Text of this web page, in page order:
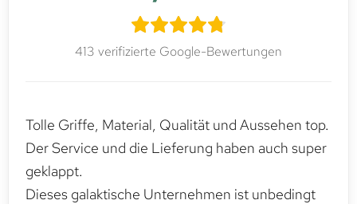
413 verifizierte Google-Bewertungen
Tolle Griffe, Material, Qualität und Aussehen top.
Der Service und die Lieferung haben auch super
geklappt.
Dieses galaktische Unternehmen ist unbedingt